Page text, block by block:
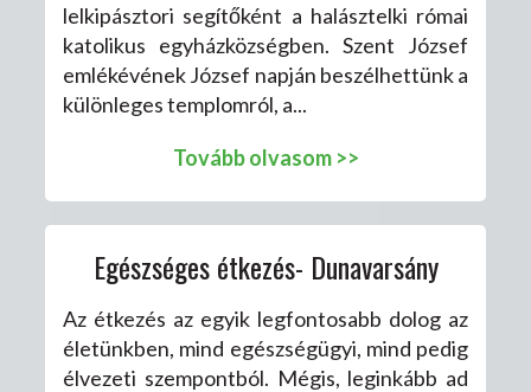
lelkipásztori segítőként a halásztelki római
katolikus egyházközségben. Szent József
emlékévének József napján beszélhettünk a
különleges templomról, a...
Tovább olvasom >>
Egészséges étkezés- Dunavarsány
Az étkezés az egyik legfontosabb dolog az
életünkben, mind egészségügyi, mind pedig
élvezeti szempontból. Mégis, leginkább ad